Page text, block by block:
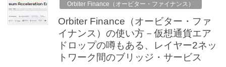
Orbiter Finance（オービター・ファイナンス）
Orbiter Finance（オービター・ファ
イナンス）の使い方－仮想通貨エア
ドロップの噂もある、レイヤー2ネッ
トワーク間のブリッジ・サービス